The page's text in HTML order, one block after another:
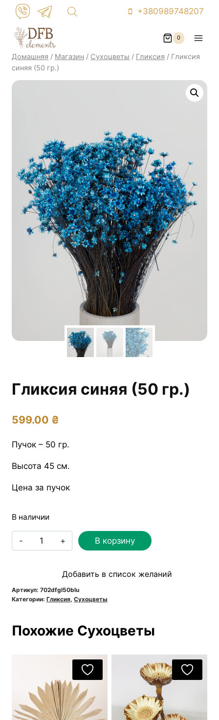
Перейти
контенту
+380989748207
0
Домашняя / Магазин / Сухоцветы / Гликсия / Гликсия
синяя (50 гр.)
Гликсия синяя (50 гр.)
599.00 ₴
Пучок – 50 гр.
Высота 45 см.
Цена за пучок
В наличии
Количество
товара
(50
гр.)
В корзину
Добавить в список желаний
Артикул: 702dfgl50blu
Категории: Гликсия, Сухоцветы
Похожие Сухоцветы